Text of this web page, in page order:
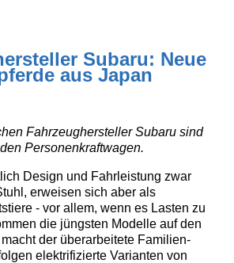
Subaru: Neue
aus Japan
Fahrzeughersteller Subaru sind
Personenkraftwagen.
Design und Fahrleistung zwar
erweisen sich aber als
- vor allem, wenn es Lasten zu
die jüngsten Modelle auf den
der überarbeitete Familien-
elektrifizierte Varianten von